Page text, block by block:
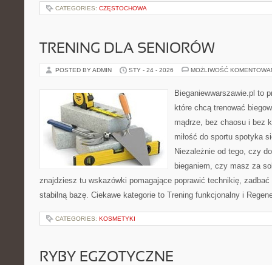
CATEGORIES: CZĘSTOCHOWA
TRENING DLA SENIORÓW
POSTED BY ADMIN STY - 24 - 2026 MOŻLIWOŚĆ
Bieganiewwarszawie.pl to
które chcą trenować
mądrze, bez chaosu i bez
miłość do sportu spotyka
Niezależnie od tego, czy
bieganiem, czy masz za
znajdziesz tu wskazówki pomagające poprawić technikię,
stabilną bazę. Ciekawe kategorie to Trening funkcjonalny i
CATEGORIES: KOSMETYKI
RYBY EGZOTYCZNE